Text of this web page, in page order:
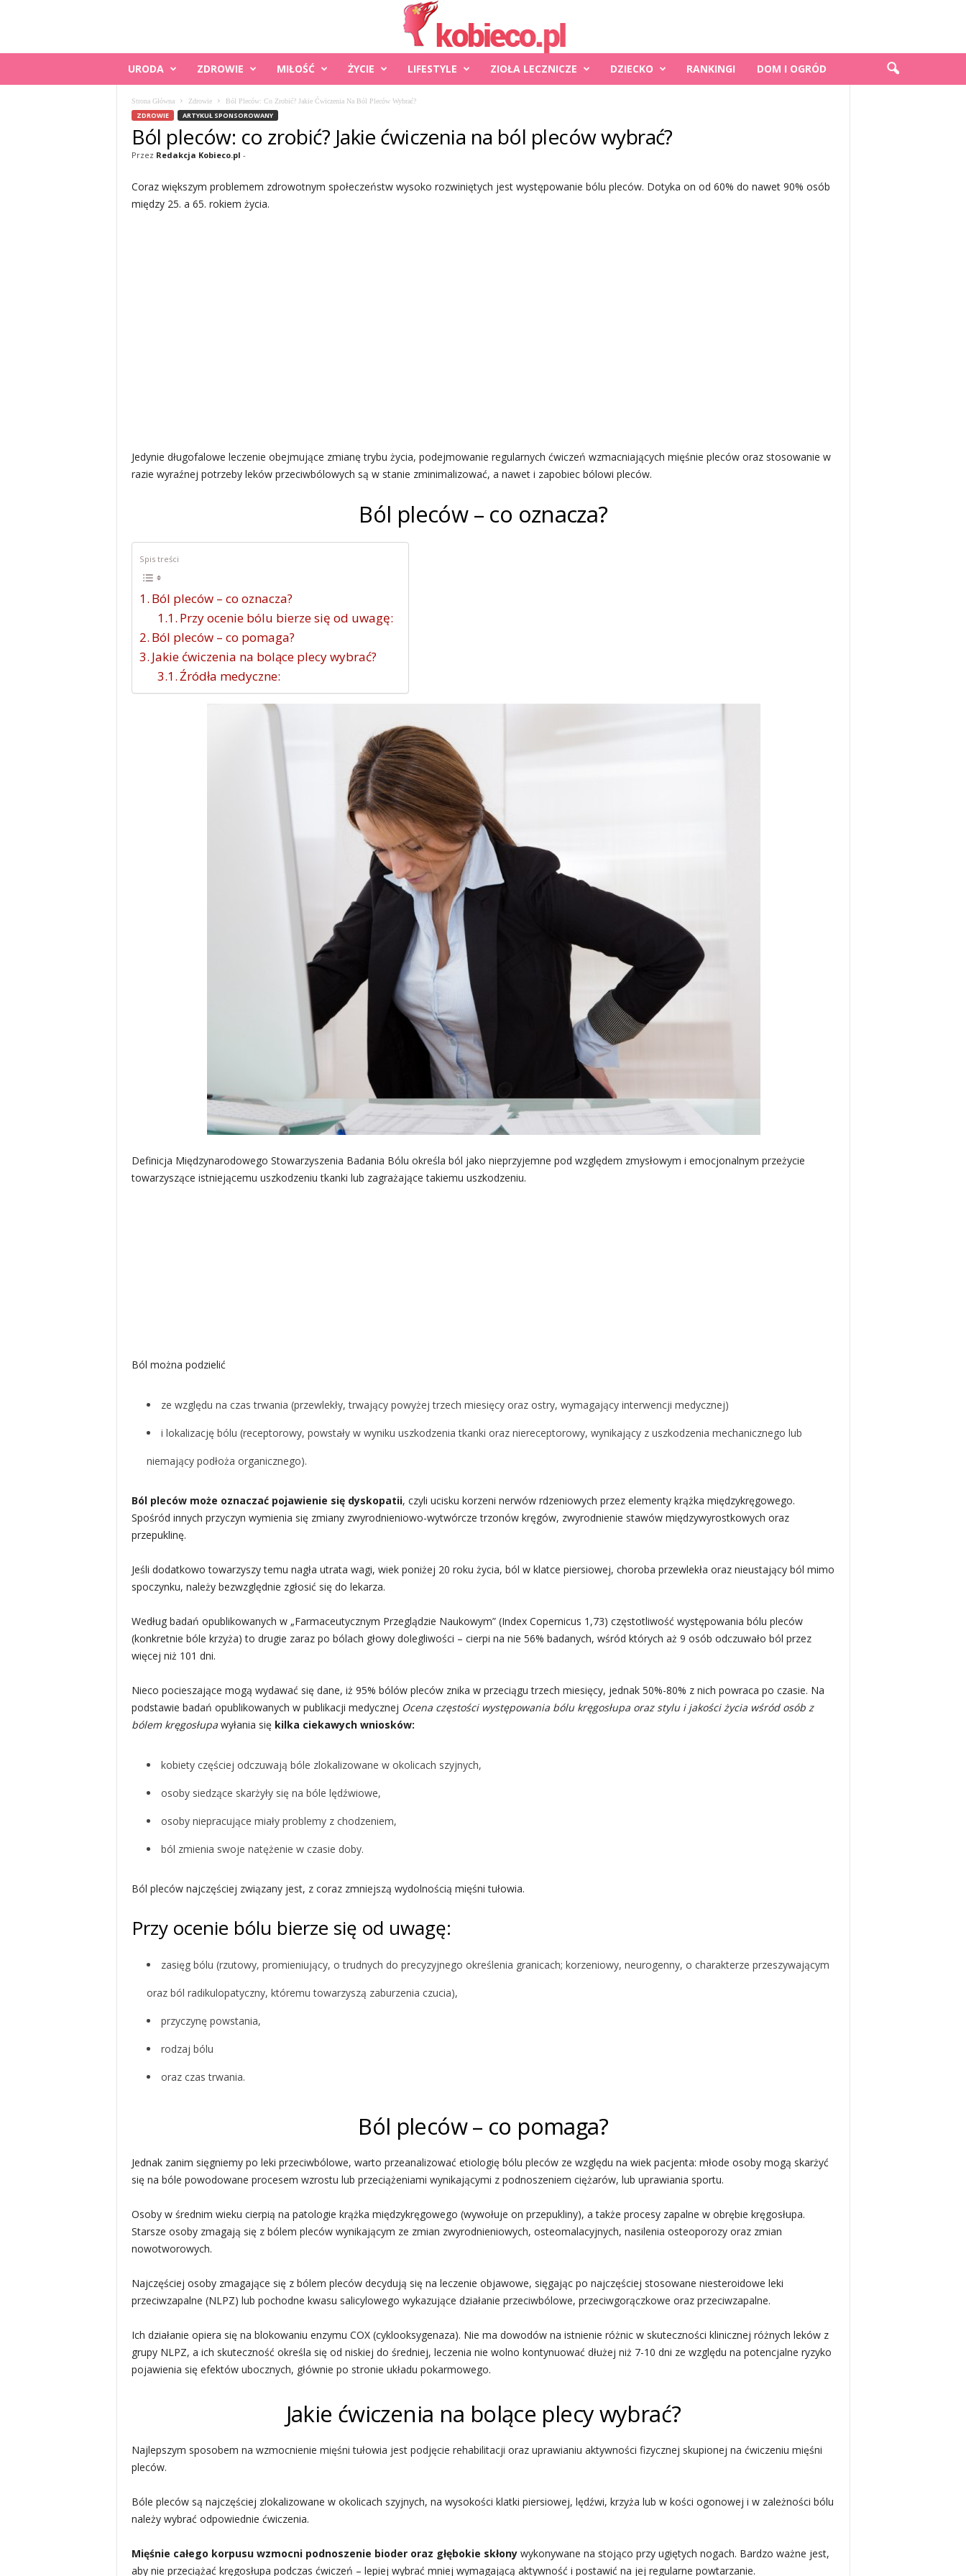
URODA ZDROWIE MIŁOŚĆ ŻYCIE LIFESTYLE ZIOŁA LECZNICZE DZIECKO RANKINGI DOM I OGRÓD
Strona Główna Zdrowie Ból Pleców: Co Zrobić? Jakie Ćwiczenia Na Ból Pleców Wybrać?
ZDROWIE ARTYKUŁ SPONSOROWANY
Ból pleców: co zrobić? Jakie ćwiczenia na ból pleców wybrać?
Przez Redakcja Kobieco.pl -
Coraz większym problemem zdrowotnym społeczeństw wysoko rozwiniętych jest występowanie bólu pleców. Dotyka on od 60% do nawet 90% osób
między 25. a 65. rokiem życia.
Jedynie długofalowe leczenie obejmujące zmianę trybu życia, podejmowanie regularnych ćwiczeń wzmacniających mięśnie pleców oraz stosowanie w
razie wyraźnej potrzeby leków przeciwbólowych są w stanie zminimalizować, a nawet i zapobiec bólowi pleców.
Ból pleców – co oznacza?
Spis treści
Ból pleców – co oznacza?
Przy ocenie bólu bierze się od uwagę:
Ból pleców – co pomaga?
Jakie ćwiczenia na bolące plecy wybrać?
Źródła medyczne:
Definicja Międzynarodowego Stowarzyszenia Badania Bólu określa ból jako nieprzyjemne pod względem zmysłowym i emocjonalnym przeżycie
towarzyszące istniejącemu uszkodzeniu tkanki lub zagrażające takiemu uszkodzeniu.
Ból można podzielić
ze względu na czas trwania (przewlekły, trwający powyżej trzech miesięcy oraz ostry, wymagający interwencji medycznej)
i lokalizację bólu (receptorowy, powstały w wyniku uszkodzenia tkanki oraz niereceptorowy, wynikający z uszkodzenia mechanicznego lub
niemający podłoża organicznego).
Ból pleców może oznaczać pojawienie się dyskopatii, czyli ucisku korzeni nerwów rdzeniowych przez elementy krążka międzykręgowego.
Spośród innych przyczyn wymienia się zmiany zwyrodnieniowo-wytwórcze trzonów kręgów, zwyrodnienie stawów międzywyrostkowych oraz
przepuklinę.
Jeśli dodatkowo towarzyszy temu nagła utrata wagi, wiek poniżej 20 roku życia, ból w klatce piersiowej, choroba przewlekła oraz nieustający ból mimo
spoczynku, należy bezwzględnie zgłosić się do lekarza.
Według badań opublikowanych w „Farmaceutycznym Przeglądzie Naukowym” (Index Copernicus 1,73) częstotliwość występowania bólu pleców
(konkretnie bóle krzyża) to drugie zaraz po bólach głowy dolegliwości – cierpi na nie 56% badanych, wśród których aż 9 osób odczuwało ból przez
więcej niż 101 dni.
Nieco pocieszające mogą wydawać się dane, iż 95% bólów pleców znika w przeciągu trzech miesięcy, jednak 50%-80% z nich powraca po czasie. Na
podstawie badań opublikowanych w publikacji medycznej Ocena częstości występowania bólu kręgosłupa oraz stylu i jakości życia wśród osób z
bólem kręgosłupawyłania się kilka ciekawych wniosków:
kobiety częściej odczuwają bóle zlokalizowane w okolicach szyjnych,
osoby siedzące skarżyły się na bóle lędźwiowe,
osoby niepracujące miały problemy z chodzeniem,
ból zmienia swoje natężenie w czasie doby.
Ból pleców najczęściej związany jest, z coraz zmniejszą wydolnością mięśni tułowia.
Przy ocenie bólu bierze się od uwagę:
zasięg bólu (rzutowy, promieniujący, o trudnych do precyzyjnego określenia granicach; korzeniowy, neurogenny, o charakterze przeszywającym
oraz ból radikulopatyczny, któremu towarzyszą zaburzenia czucia),
przyczynę powstania,
rodzaj bólu
oraz czas trwania.
Ból pleców – co pomaga?
Jednak zanim sięgniemy po leki przeciwbólowe, warto przeanalizować etiologię bólu pleców ze względu na wiek pacjenta: młode osoby mogą skarżyć
się na bóle powodowane procesem wzrostu lub przeciążeniami wynikającymi z podnoszeniem ciężarów, lub uprawiania sportu.
Osoby w średnim wieku cierpią na patologie krążka międzykręgowego (wywołuje on przepukliny), a także procesy zapalne w obrębie kręgosłupa.
Starsze osoby zmagają się z bólem pleców wynikającym ze zmian zwyrodnieniowych, osteomalacyjnych, nasilenia osteoporozy oraz zmian
nowotworowych.
Najczęściej osoby zmagające się z bólem pleców decydują się na leczenie objawowe, sięgając po najczęściej stosowane niesteroidowe leki
przeciwzapalne (NLPZ) lub pochodne kwasu salicylowego wykazujące działanie przeciwbólowe, przeciwgorączkowe oraz przeciwzapalne.
Ich działanie opiera się na blokowaniu enzymu COX (cyklooksygenaza). Nie ma dowodów na istnienie różnic w skuteczności klinicznej różnych leków z
grupy NLPZ, a ich skuteczność określa się od niskiej do średniej, leczenia nie wolno kontynuować dłużej niż 7-10 dni ze względu na potencjalne ryzyko
pojawienia się efektów ubocznych, głównie po stronie układu pokarmowego.
Jakie ćwiczenia na bolące plecy wybrać?
Najlepszym sposobem na wzmocnienie mięśni tułowia jest podjęcie rehabilitacji oraz uprawianiu aktywności fizycznej skupionej na ćwiczeniu mięśni
pleców.
Bóle pleców są najczęściej zlokalizowane w okolicach szyjnych, na wysokości klatki piersiowej, lędźwi, krzyża lub w kości ogonowej i w zależności bólu
należy wybrać odpowiednie ćwiczenia.
Mięśnie całego korpusu wzmocni podnoszenie bioder oraz głębokie skłonywykonywane na stojąco przy ugiętych nogach. Bardzo ważne jest,
aby nie przeciążać kręgosłupa podczas ćwiczeń – lepiej wybrać mniej wymagającą aktywność i postawić na jej regularne powtarzanie.